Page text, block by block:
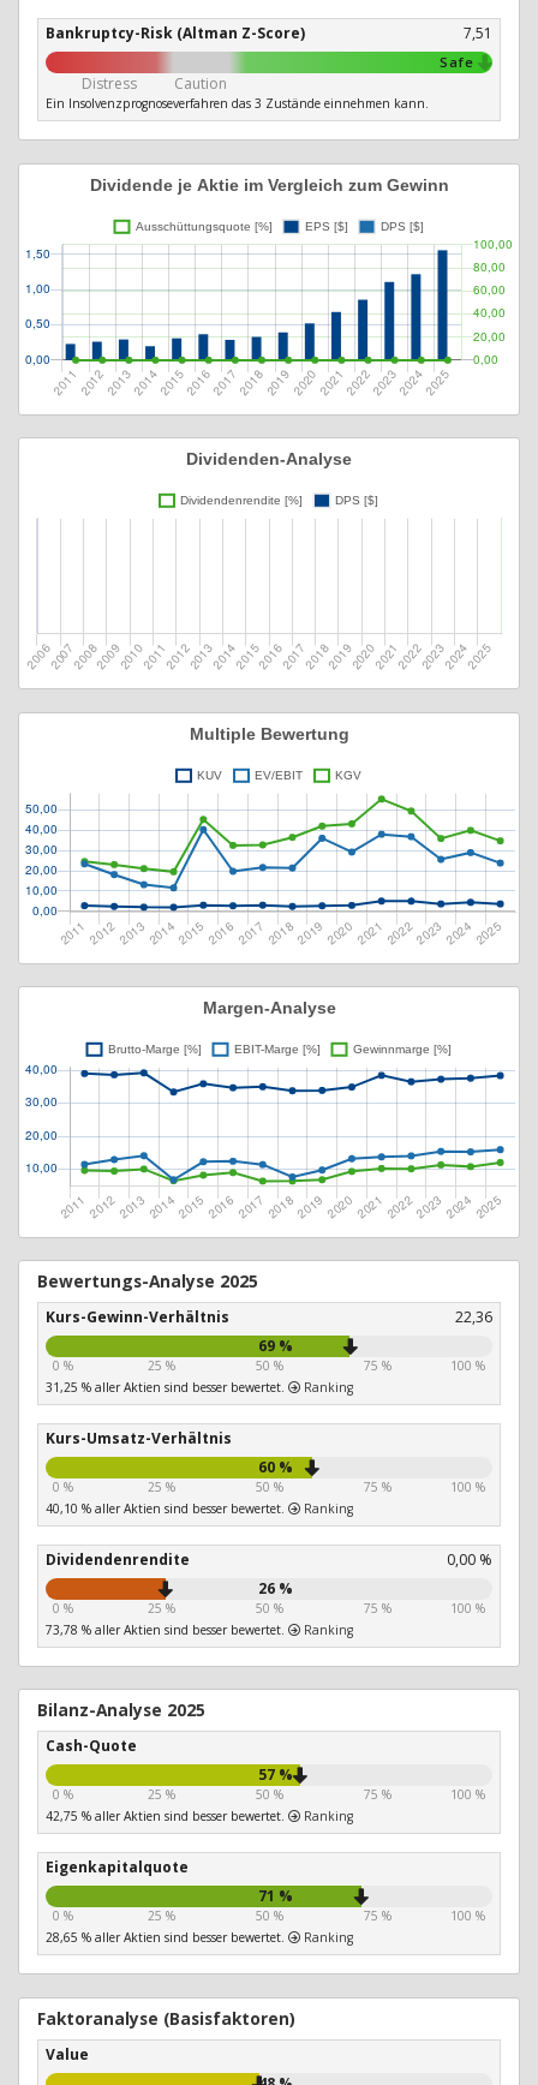
Bankruptcy-Risk (Altman Z-Score) 7,51
Safe
Distress Caution
Ein Insolvenzprognoseverfahren das 3 Zustände einnehmen kann.
Bewertungs-Analyse 2025
Kurs-Gewinn-Verhältnis
22,36
69 %
0 % 25 % 50 % 75 %
100 %
31,25 % aller Aktien sind besser bewertet.
Ranking
Kurs-Umsatz-Verhältnis
60 %
0 % 25 % 50 % 75 %
100 %
40,10 % aller Aktien sind besser bewertet.
Ranking
Dividendenrendite
0,00 %
26 %
0 % 25 % 50 % 75 %
100 %
73,78 % aller Aktien sind besser bewertet.
Ranking
Bilanz-Analyse 2025
Cash-Quote
57 %
0 % 25 % 50 % 75 %
100 %
42,75 % aller Aktien sind besser bewertet.
Ranking
Eigenkapitalquote
71 %
0 % 25 % 50 % 75 %
100 %
28,65 % aller Aktien sind besser bewertet.
Ranking
Faktoranalyse (Basisfaktoren)
Value